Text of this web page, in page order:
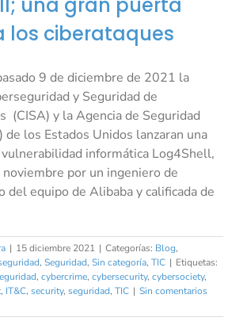
los ciberataques
9 de diciembre de 2021 la
y Seguridad de
(CISA) y la Agencia de Seguridad
de los Estados Unidos lanzaran una
informática Log4Shell,
por un ingeniero de
del equipo de Alibaba y calificada de
| 15 diciembre 2021 | Categorías: Blog,
, Seguridad, Sin categoría, TIC | Etiquetas:
, cybercrime, cybersecurity, cybersociety,
, IT&C, security, seguridad, TIC | Sin comentarios